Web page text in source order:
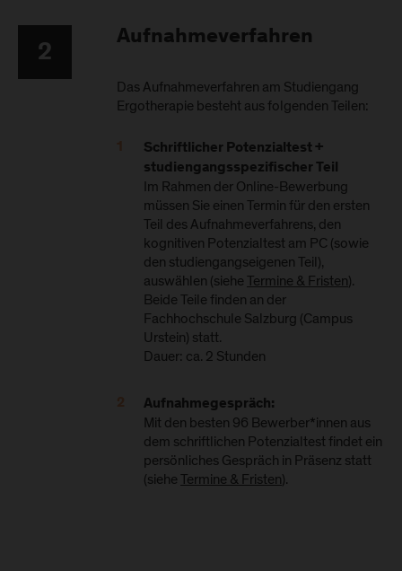
2
Aufnahmeverfahren
Das Aufnahmeverfahren am Studiengang
Ergotherapie besteht aus folgenden Teilen:
Schriftlicher Potenzialtest +
studiengangsspezifischer Teil
Im Rahmen der Online-Bewerbung
müssen Sie einen Termin für den ersten
Teil des Aufnahmeverfahrens, den
kognitiven Potenzialtest am PC (sowie
den studiengangseigenen Teil),
auswählen (siehe Termine & Fristen).
Beide Teile finden an der
Fachhochschule Salzburg (Campus
Urstein) statt.
Dauer: ca. 2 Stunden
Aufnahmegespräch:
Mit den besten 96 Bewerber*innen aus
dem schriftlichen Potenzialtest findet ein
persönliches Gespräch in Präsenz statt
(siehe Termine & Fristen).